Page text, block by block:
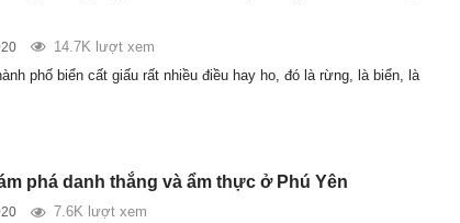
14.7K lượt xem
phố biển cất giấu rất nhiều điều hay ho, đó là rừng, là biển, là
phá danh thắng và ẩm thực ở Phú Yên
7.6K lượt xem